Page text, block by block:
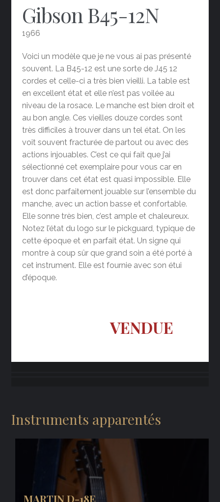
Gibson B45-12N
1966
Voici un modèle que je ne vous ai pas présenté
souvent. La B45-12 est une sorte de J45 12
cordes et celle-ci a très bien vieilli. La table est
en excellent état et elle n’est pas voilée au
niveau de la rosace. Le manche est bien droit et
au bon angle. Ces vieilles douze cordes sont
très difficiles à trouver dans un tel état. On les
voit souvent fracturée de partout ou avec des
actions injouables. C’est ce qui fait que j’ai
sélectionné cet exemplaire pour vous car en
trouver dans cet état est quasi impossible. Elle
est donc parfaitement jouable sur l’ensemble du
manche, avec un action basse et confortable.
Elle sonne très bien, c’est ample et chaleureux.
Notez l’état du logo sur le pickguard, typique de
cette époque et en parfait état. Un signe qui
montre à coup sûr que grand soin a été porté à
cet instrument. Elle est fournie avec son étui
d’époque.
VENDUE
Instruments apparentés
MARTIN D-18E